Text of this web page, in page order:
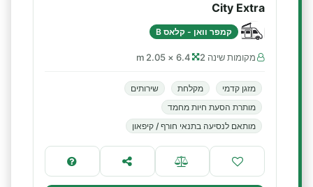
City Extra
קמפר וואן - קלאס B
מקומות שינה 2 6.4 × 2.05 m
מזגן קדמי מקלחת
שירותים
מותרת הסעת חיות מחמד
מותאם לנסיעה בתנאי חורף / קיפאון